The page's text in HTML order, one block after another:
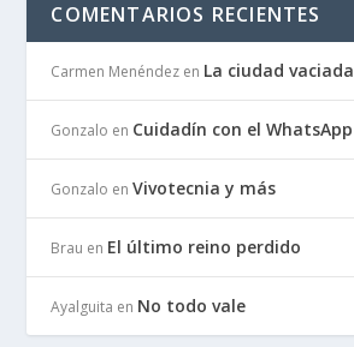
COMENTARIOS RECIENTES
Carmen Menéndez en La ciudad vaciada
Gonzalo en Cuidadín con el WhatsApp
Gonzalo enVivotecnia y más
Brau en El último reino perdido
Ayalguita en No todo vale